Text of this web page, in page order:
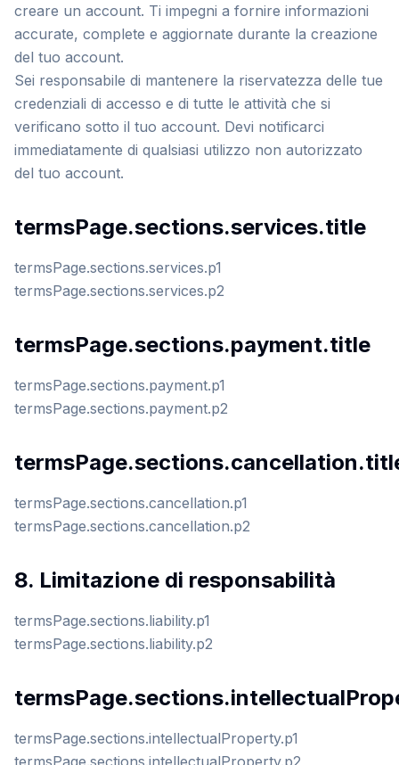
creare un account. Ti impegni a fornire informazioni
accurate, complete e aggiornate durante la creazione
del tuo account.
Sei responsabile di mantenere la riservatezza delle tue
credenziali di accesso e di tutte le attività che si
verificano sotto il tuo account. Devi notificarci
immediatamente di qualsiasi utilizzo non autorizzato
del tuo account.
termsPage.sections.services.title
termsPage.sections.services.p1
termsPage.sections.services.p2
termsPage.sections.payment.title
termsPage.sections.payment.p1
termsPage.sections.payment.p2
termsPage.sections.cancellation.p1
termsPage.sections.cancellation.p2
8. Limitazione di responsabilità
termsPage.sections.liability.p1
termsPage.sections.liability.p2
termsPage.sections.intellectualProperty.p1
termsPage.sections.intellectualProperty.p2